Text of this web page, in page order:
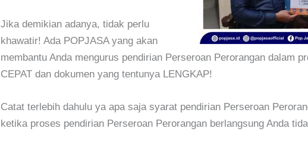
Jika demikian adanya, tidak perlu
khawatir! Ada POPJASA yang akan
membantu Anda mengurus pendirian Perseroan Perorangan dalam
CEPAT dan dokumen yang tentunya LENGKAP!
Catat terlebih dahulu ya apa saja syarat pendirian Perseroan
ketika proses pendirian Perseroan Perorangan berlangsung Anda